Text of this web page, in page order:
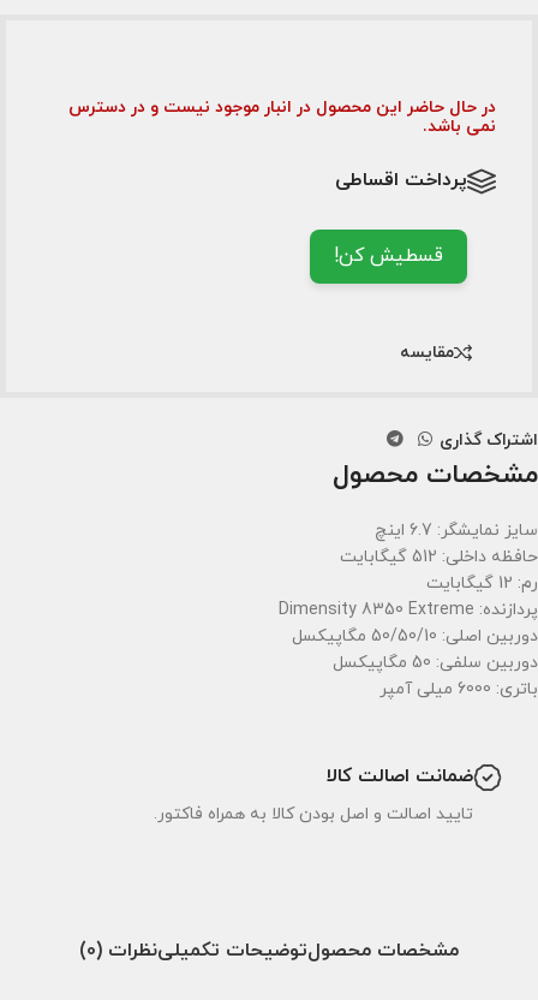
در حال حاضر این محصول در انبار موجود نیست و در دسترس
نمی باشد.
پرداخت اقساطی
قسطیش کن!
مقایسه
اشتراک گذاری
مشخصات محصول
سایز نمایشگر: 6.7 اینچ
حافظه داخلی: 512 گیگابایت
رم: 12 گیگابایت
پردازنده: Dimensity 8350 Extreme
دوربین اصلی: 50/50/10 مگاپیکسل
دوربین سلفی: 50 مگاپیکسل
باتری: 6000 میلی آمپر
ضمانت اصالت کالا
تایید اصالت و اصل بودن کالا به همراه فاکتور.
مشخصات محصولتوضیحات تکمیلینظرات (0)